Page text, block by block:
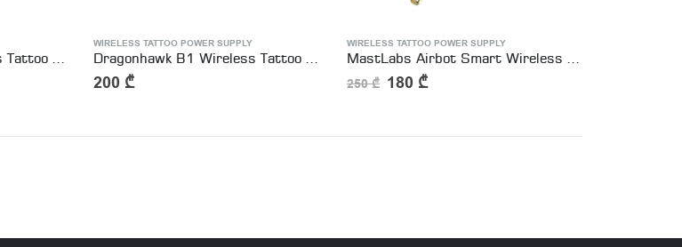
Dragonhawk B1 Wireless Tattoo Battery Power Supply DC Connect
WIRELESS TATTOO POWER SUPPLY
Dragonhawk B1 Wireless Tattoo Battery Power Supply RCA Connect
200 ₾
WIRELESS TATTOO POWER SUPPLY
MastLabs Airbot Smart Wireless Battery
250₾ 180 ₾